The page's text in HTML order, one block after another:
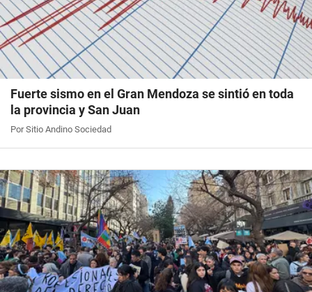
Fuerte sismo en el Gran Mendoza se sintió en toda
la provincia y San Juan
Por Sitio Andino Sociedad